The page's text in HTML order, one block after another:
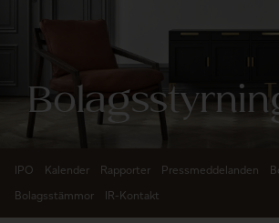
IPO Kalender Rapporter Pressmeddelanden
Bolagsstämmor
IR-Kontakt